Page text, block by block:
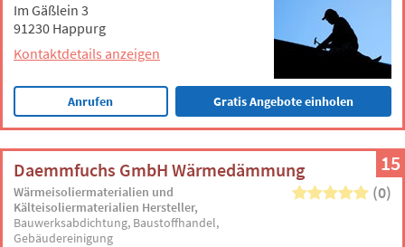
Im Gäßlein 3
91230 Happurg
Kontaktdetails anzeigen
Anrufen Gratis Angebote einholen
15
Daemmfuchs GmbH Wärmedämmung
Wärmeisoliermaterialien und
Kälteisoliermaterialien Hersteller
Bauwerksabdichtung Baustoffhandel
Gebäudereinigung
(0)